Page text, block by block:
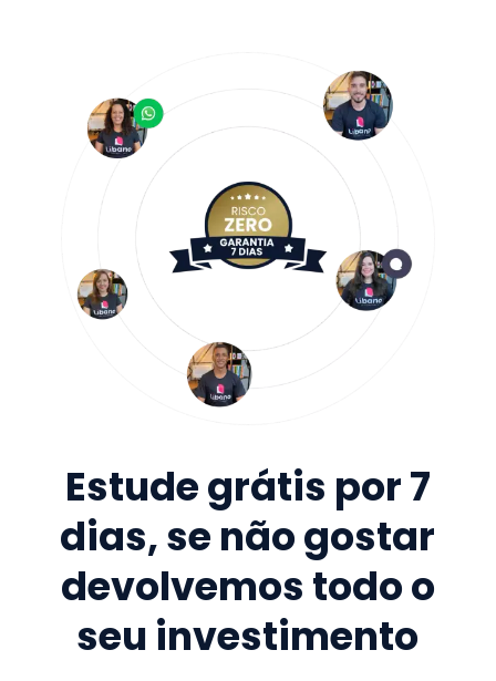
Estude grátis por 7
dias, se não gostar
devolvemos todo o
seu investimento